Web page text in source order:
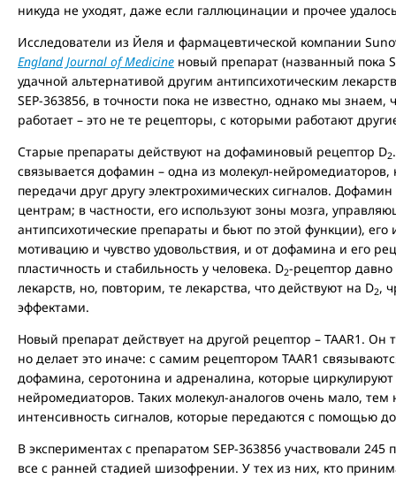
никуда не уходят, даже если галлюцинации и прочее
Исследователи из Йеля и фармацевтической компании
England Journal of Medicine новый препарат (названный пока
удачной альтернативой другим антипсихотическим
SEP-363856, в точности пока не известно, однако мы
работает – это не те рецепторы, с которыми работают
Старые препараты действуют на дофаминовый рецептор D2
связывается дофамин – одна из молекул-
передачи друг другу электрохимических сигналов.
центрам; в частности, его используют зоны мозга,
антипсихотические препараты и бьют по этой функции),
мотивацию и чувство удовольствия, и от дофамина и его
пластичность и стабильность у человека. D2-рецептор
лекарств, но, повторим, те лекарства, что действуют на D2,
эффектами.
Новый препарат действует на другой рецептор – TAAR1.
но делает это иначе: с самим рецептором TAAR1
дофамина, серотонина и адреналина, которые
нейромедиаторов. Таких молекул-аналогов очень мало,
интенсивность сигналов, которые передаются с помощью
В экспериментах с препаратом SEP-363856 участвовали 245
все с ранней стадией шизофрении. У тех из них, кто